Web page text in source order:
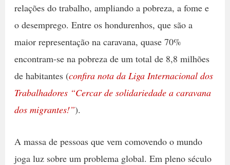
relações do trabalho, ampliando a pobreza, a fome e
o desemprego. Entre os hondurenhos, que são a
maior representação na caravana, quase 70%
encontram-se na pobreza de um total de 8,8 milhões
de habitantes (confira nota da Liga Internacional dos
Trabalhadores “Cercar de solidariedade a caravana
dos migrantes!”).
A massa de pessoas que vem comovendo o mundo
joga luz sobre um problema global. Em pleno século